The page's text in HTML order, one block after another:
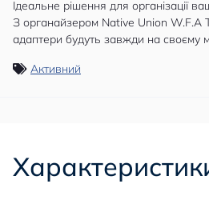
Ідеальне рішення для організації
З органайзером Native Union W.F.A
адаптери будуть завжди на своєму
Активний